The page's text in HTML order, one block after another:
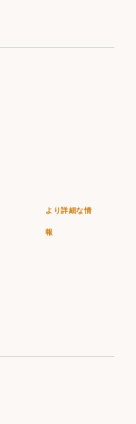
より詳細な情
報